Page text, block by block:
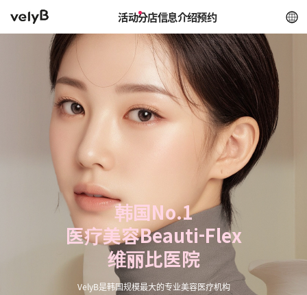
活动分店信息介绍预约
韩国No.1
医疗美容Beauti-Flex
维丽比医院
VelyB是韩国规模最大的专业美容医疗机构